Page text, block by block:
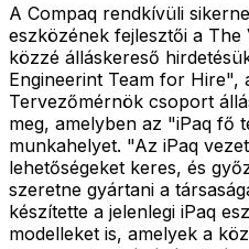
A Compaq rendkívüli
eszközének fejlesztői a
közzé álláskereső
Engineerint Team for Hire",
Tervezőmérnök csoport
meg, amelyben az "iPaq fő
munkahelyet. "Az iPaq
lehetőségeket keres, és
szeretne gyártani a
készítette a jelenlegi iPaq
modelleket is, amelyek a